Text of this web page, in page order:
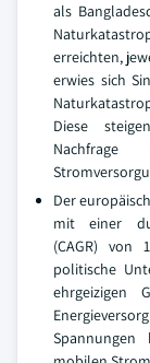
als
erreichten,
erwies sich
Diese
Der
mit einer
(CAGR) von
politische
ehrgeizigen